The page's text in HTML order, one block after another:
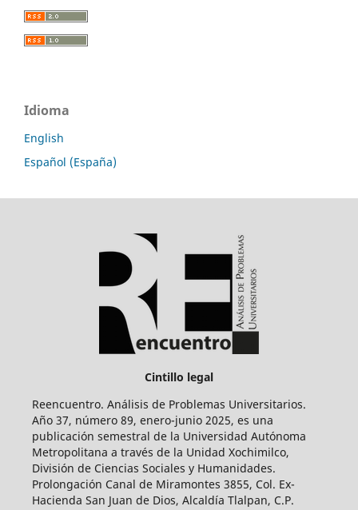
Idioma
English
Español (España)
Cintillo legal
Reencuentro. Análisis de Problemas Universitarios.
Año 37, número 89, enero-junio 2025, es una
publicación semestral de la Universidad Autónoma
Metropolitana a través de la Unidad Xochimilco,
División de Ciencias Sociales y Humanidades.
Prolongación Canal de Miramontes 3855, Col. Ex-
Hacienda San Juan de Dios, Alcaldía Tlalpan, C.P.